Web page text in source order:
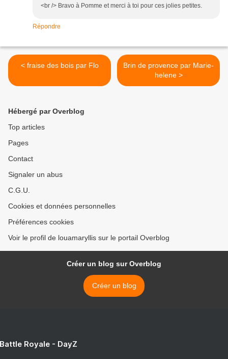
<br /> Bravo à Pomme et merci à toi pour ces jolies petites.
Répondre
< fraise des bois par Flo
Brin de provence par Marie-
helene >
Hébergé par Overblog
Top articles
Pages
Contact
Signaler un abus
C.G.U.
Cookies et données personnelles
Préférences cookies
Voir le profil de louamaryllis sur le portail Overblog
Créer un blog sur Overblog
Créer un blog
Royale - DayZ